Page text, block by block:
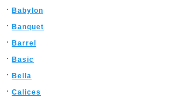
Babylon
Banquet
Barrel
Basic
Bella
Calices